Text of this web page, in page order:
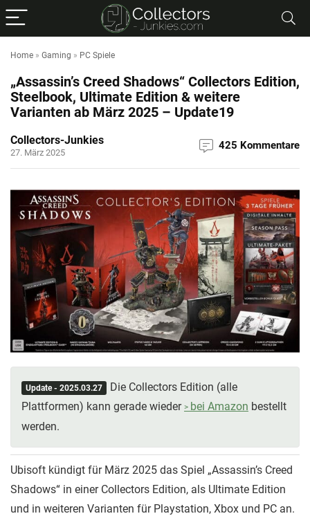
Home » Gaming » PC Spiele
„Assassin’s Creed Shadows“ Collectors Edition,
Steelbook, Ultimate Edition & weitere
Varianten ab März 2025 – Update19
Collectors-Junkies
27. März 2025
425 Kommentare
Update - 2025.03.27
Die Collectors Edition (alle
Plattformen) kann gerade wieder
bei Amazon bestellt
werden.
Ubisoft kündigt für März 2025 das Spiel „Assassin’s Creed
Shadows“ in einer Collectors Edition, als Ultimate Edition
und in weiteren Varianten für Playstation, Xbox und PC an.